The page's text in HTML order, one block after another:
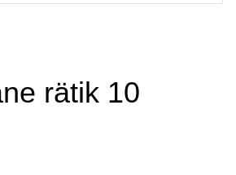
rätik 10